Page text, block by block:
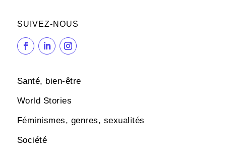
SUIVEZ-NOUS
Santé, bien-être
World Stories
Féminismes, genres, sexualités
Société